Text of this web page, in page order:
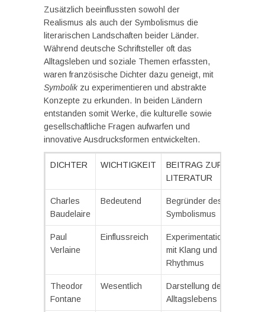
Zusätzlich beeinflussten sowohl der
Realismus als auch der Symbolismus die
literarischen Landschaften beider Länder.
Während deutsche Schriftsteller oft das
Alltagsleben und soziale Themen erfassten,
waren französische Dichter dazu geneigt, mit
Symbolikzu experimentieren und abstrakte
Konzepte zu erkunden. In beiden Ländern
entstanden somit Werke, die kulturelle sowie
gesellschaftliche Fragen aufwarfen und
innovative Ausdrucksformen entwickelten.
DICHTER WICHTIGKEIT
BEITRAG ZUR
LITERATUR
Charles
Baudelaire
Bedeutend
Begründer des
Symbolismus
Paul
Verlaine
Einflussreich
Experimentation
mit Klang und
Rhythmus
Theodor
Fontane
Wesentlich
Darstellung des
Alltagslebens